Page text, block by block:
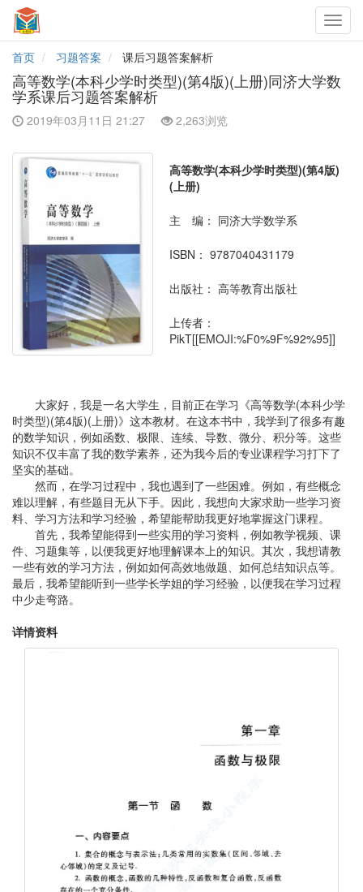
首页
习题答案 课后习题答案解析
高等数学(本科少学时类型)(第4版)(上册)同济大学数
学系课后习题答案解析
2019年03月11日 21:27 2,263浏览
高等数学(本科少学时类型)(第4版)
(上册)
主 编： 同济大学数学系
ISBN： 9787040431179
出版社： 高等教育出版社
上传者：
PikT[[EMOJI:%F0%9F%92%95]]
大家好，我是一名大学生，目前正在学习《高等数学(本科少学
时类型)(第4版)(上册)》这本教材。在这本书中，我学到了很多有趣
的数学知识，例如函数、极限、连续、导数、微分、积分等。这些
知识不仅丰富了我的数学素养，还为我今后的专业课程学习打下了
坚实的基础。
然而，在学习过程中，我也遇到了一些困难。例如，有些概念
难以理解，有些题目无从下手。因此，我想向大家求助一些学习资
料、学习方法和学习经验，希望能帮助我更好地掌握这门课程。
首先，我希望能得到一些实用的学习资料，例如教学视频、课
件、习题集等，以便我更好地理解课本上的知识。其次，我想请教
一些有效的学习方法，例如如何高效地做题、如何总结知识点等。
最后，我希望能听到一些学长学姐的学习经验，以便我在学习过程
中少走弯路。
详情资料